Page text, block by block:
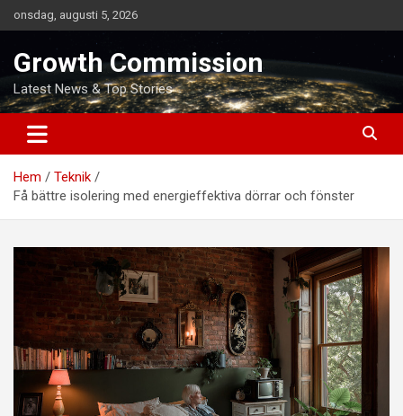
till
onsdag, augusti 5, 2026
Growth Commission
Latest News & Top Stories
Hem
Teknik
Få bättre isolering med energieffektiva dörrar och fönster